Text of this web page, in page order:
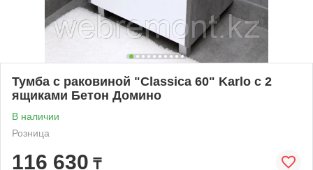
Тумба с раковиной "Classica 60" Karlo с 2
ящиками Бетон Домино
В наличии
Розница
116 630 ₸